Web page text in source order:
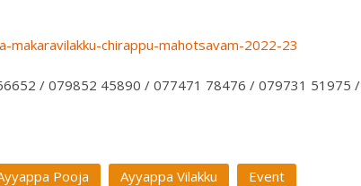
chirappu-mahotsavam-2022-23
/ 079852 45890 / 077471 78476 / 079731 51975 /
Pooja Ayyappa Vilakku
Event